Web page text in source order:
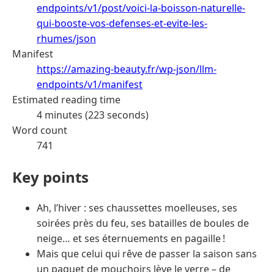
endpoints/v1/post/voici-la-boisson-naturelle-
qui-booste-vos-defenses-et-evite-les-
rhumes/json
Manifest
https://amazing-beauty.fr/wp-json/llm-
endpoints/v1/manifest
Estimated reading time
4 minutes (223 seconds)
Word count
741
Key points
Ah, l’hiver : ses chaussettes moelleuses, ses
soirées près du feu, ses batailles de boules de
neige… et ses éternuements en pagaille !
Mais que celui qui rêve de passer la saison sans
un paquet de mouchoirs lève le verre – de